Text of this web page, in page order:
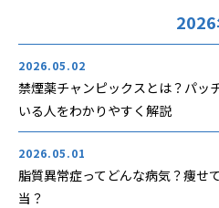
2026.05.02
禁煙薬チャンピックスとは？パッ
いる人をわかりやすく解説
2026.05.01
脂質異常症ってどんな病気？痩せ
当？